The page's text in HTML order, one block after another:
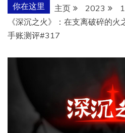
你在这里 主页 2023
《深沉之火》：在支离破碎的
手账测评#317